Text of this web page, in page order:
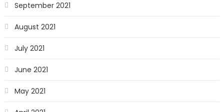
September 2021
August 2021
July 2021
June 2021
May 2021